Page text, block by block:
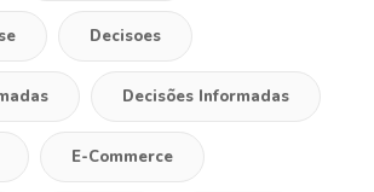
Decisoes
Decisões Informadas
E-Commerce